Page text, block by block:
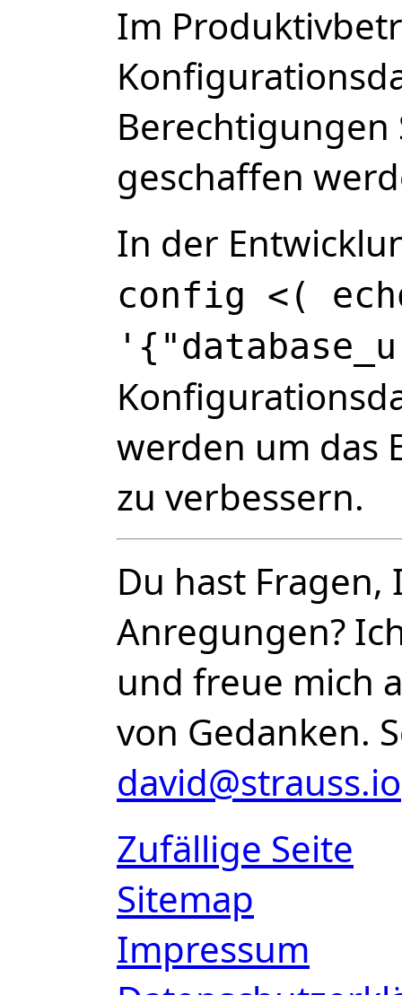
Im
Berechtigungen
geschaffen
In der
config <(
werden um das
zu verbessern.
Du hast
Anregungen?
und freue mich
von Gedanken.
david@strauss.io
Zufällige Seite
Sitemap
Impressum